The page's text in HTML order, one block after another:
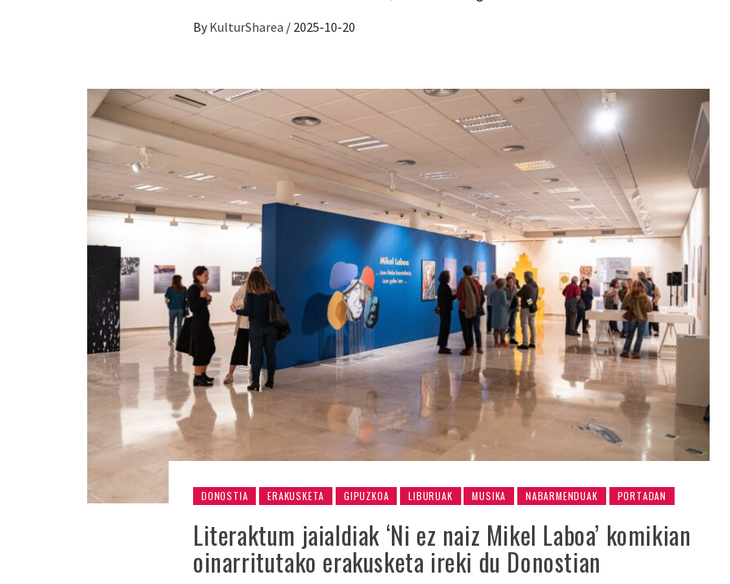
By KulturSharea / 2025-10-20
DONOSTIA ERAKUSKETA GIPUZKOA LIBURUAK MUSIKA NABARMENDUAK PORTADAN
Literaktum jaialdiak ‘Ni ez naiz Mikel Laboa’ komikian
oinarritutako erakusketa ireki du Donostian